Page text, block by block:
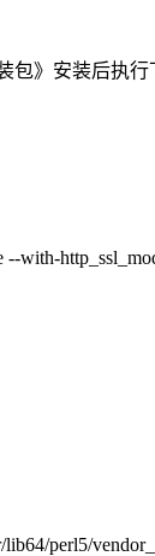
》安装后执行
with-
perl5/